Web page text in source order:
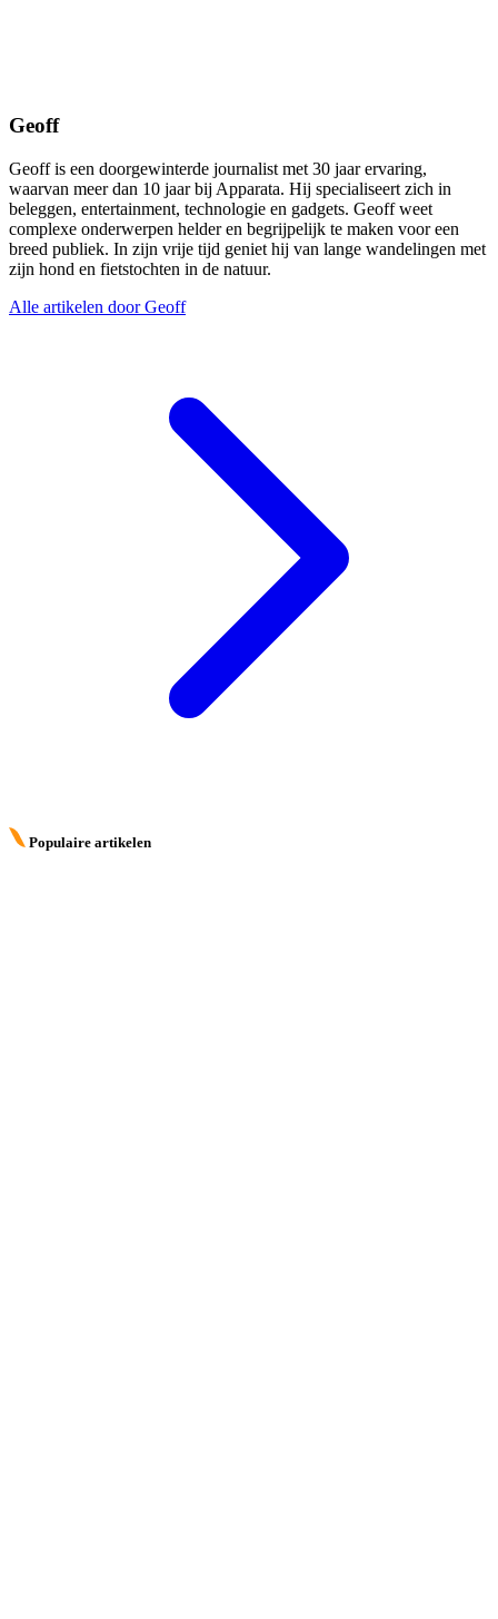
Geoff
Geoff is een doorgewinterde journalist met 30 jaar ervaring,
waarvan meer dan 10 jaar bij Apparata. Hij specialiseert zich in
beleggen, entertainment, technologie en gadgets. Geoff weet
complexe onderwerpen helder en begrijpelijk te maken voor een
breed publiek. In zijn vrije tijd geniet hij van lange wandelingen met
zijn hond en fietstochten in de natuur.
Alle artikelen door Geoff
Populaire artikelen